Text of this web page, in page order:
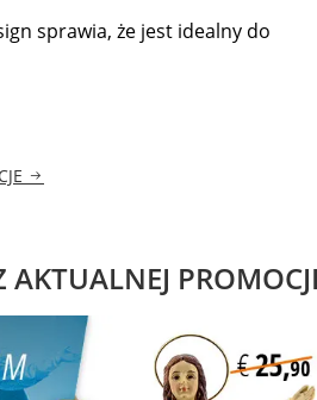
sprawia, że jest idealny do
AKTUALNEJ